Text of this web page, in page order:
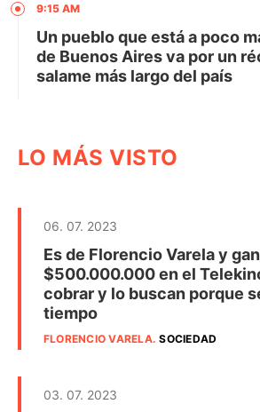
9:15 AM
Un pueblo que está a poco
de Buenos Aires va por un
salame más largo del país
LO MÁS VISTO
06. 07. 2023
Es de Florencio Varela y
$500.000.000 en el
cobrar y lo buscan porque
tiempo
FLORENCIO VARELA.SOCIEDAD
03. 07. 2023